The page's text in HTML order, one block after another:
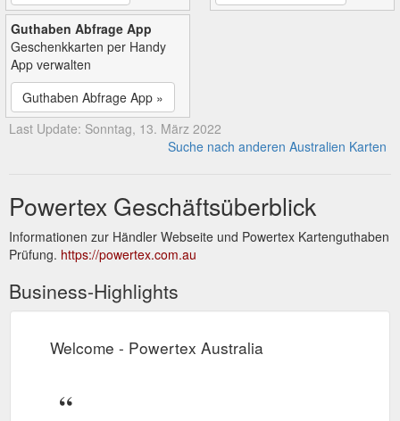
Guthaben Abfrage App
Geschenkkarten per Handy
App verwalten
Guthaben Abfrage App »
Last Update: Sonntag, 13. März 2022
Suche nach anderen Australien Karten
Powertex Geschäftsüberblick
Informationen zur Händler Webseite und Powertex Kartenguthaben
Prüfung. https://powertex.com.au
Business-Highlights
Welcome - Powertex Australia